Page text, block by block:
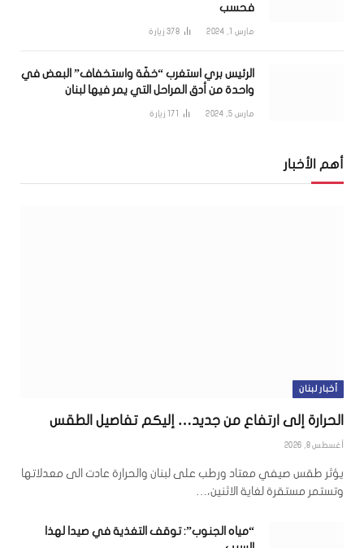
فحسب
مارس 1, 2024 378 زيارة
الرئيس بري استغرب “خفّة واستخفاف” البعض في
واحدة من أدق المراحل التي يمر فيها لبنان
مارس 5, 2024 171 زيارة
أهم الأخبار
أخبار لبنان
الحرارة إلى ارتفاع من جديد… إليكم تفاصيل الطقس
أغسطس 8, 2026
يؤثر طقس صيفي معتاد ورطب على لبنان والحرارة عادت الى معدلاتها
وتستمر مستقرة لغاية الاثنين،…
“مياه الجنوب”: توقف التغذية في صيدا لهذا